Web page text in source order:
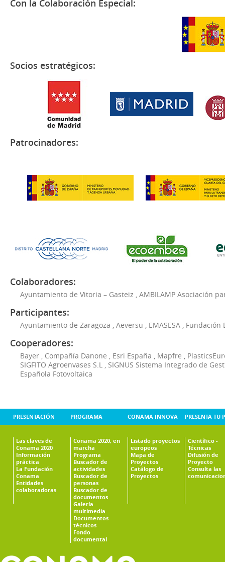
Con la Colaboración Especial:
Socios estratégicos:
Patrocinadores:
Colaboradores:
Ayuntamiento de Vitoria – Gasteiz , AMBILAMP Asociación
Participantes:
Ayuntamiento de Zaragoza , Aeversu , EMASESA , Fundación
Cooperadores:
Bayer , Compañía Danone , Esri España , Mapfre ,
SIGFITO Agroenvases S.L , SIGNUS Sistema Integrado de
Española Fotovoltaica
PRESENTACIÓN
Las claves de
Conama 2020
Información
práctica
La Fundación
Conama
Entidades
colaboradoras
PROGRAMA
Conama 2020, en
marcha
Programa
Buscador de
actividades
Buscador de
personas
Buscador de
documentos
Galería
multimedia
Documentos
técnicos
Fondo
documental
CONAMA INNOVA
Listado proyectos
europeos
Mapa de
Proyectos
Catálogo de
Proyectos
PRESENTA TU
Científico -
Técnicas
Difusión de
Proyecto
Consulta las